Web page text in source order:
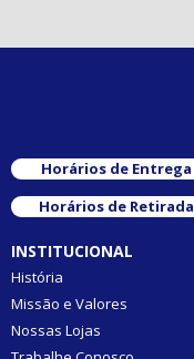
Horários de Entrega
Horários de Retirada
INSTITUCIONAL
História
Missão e Valores
Nossas Lojas